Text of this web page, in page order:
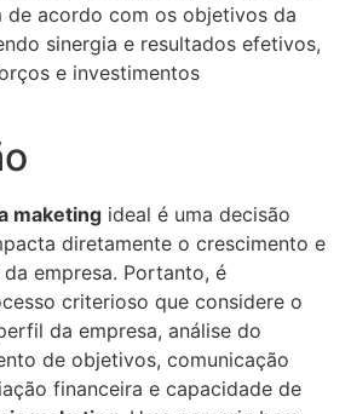
de acordo com os objetivos da
sinergia e resultados efetivos,
e investimentos
maketing ideal é uma decisão
diretamente o crescimento e
empresa. Portanto, é
criterioso que considere o
da empresa, análise do
de objetivos, comunicação
financeira e capacidade de